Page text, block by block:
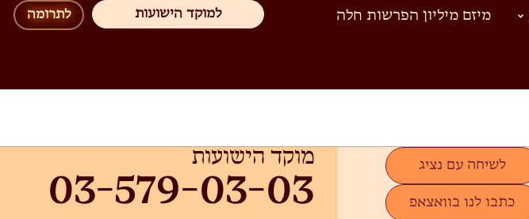
מיזם מיליון הפרשות חלה למוקד הישועות לתרומה
לשיחה עם נציג
כתבו לנו בוואצאפ
מוקד הישועות
03-579-03-03